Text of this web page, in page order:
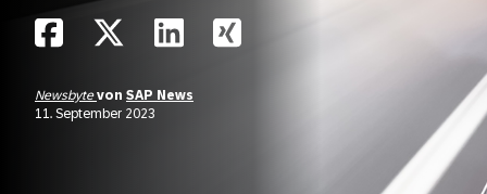
Newsbytevon SAP News
11. September 2023